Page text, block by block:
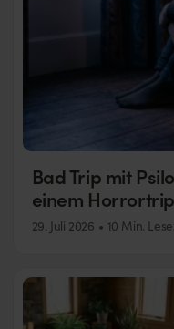
Bad Trip mit
einem
29. Juli 2026 10 Min.